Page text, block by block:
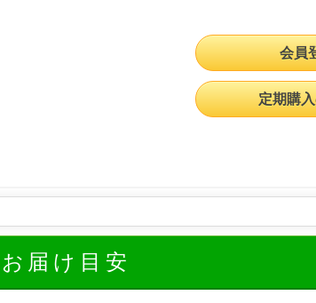
会員
定期購
届け目安